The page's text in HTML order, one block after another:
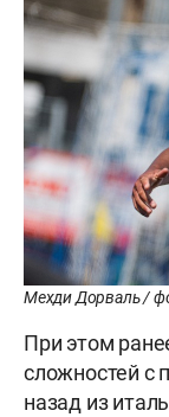
Мехди Дорваль /
При этом
сложностей с
назад из